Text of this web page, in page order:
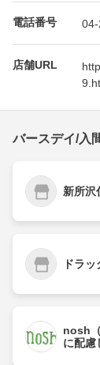
電話番号
店舗URL
バースデイ/入
新所沢
ドラ
nosh
に配慮